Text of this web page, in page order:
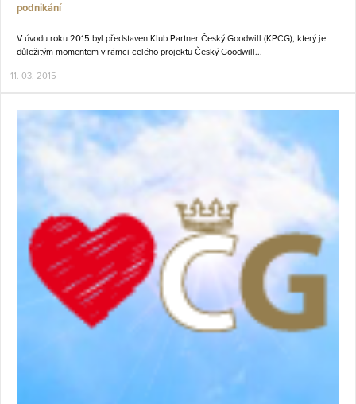
podnikání
V úvodu roku 2015 byl představen Klub Partner Český Goodwill (KPCG), který je
důležitým momentem v rámci celého projektu Český Goodwill...
11. 03. 2015